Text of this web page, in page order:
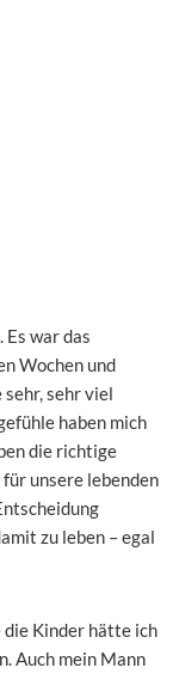
war das
Wochen und
sehr viel
haben mich
die richtige
unsere lebenden
zu leben – egal
die Kinder hätte ich
Auch mein Mann